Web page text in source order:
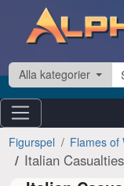
Hoppa till innehåll
Alla kategorier
Figurspel Flames of
Italian